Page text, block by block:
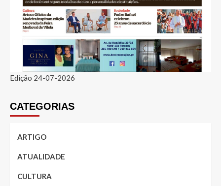
Edição 24-07-2026
CATEGORIAS
ARTIGO
ATUALIDADE
CULTURA